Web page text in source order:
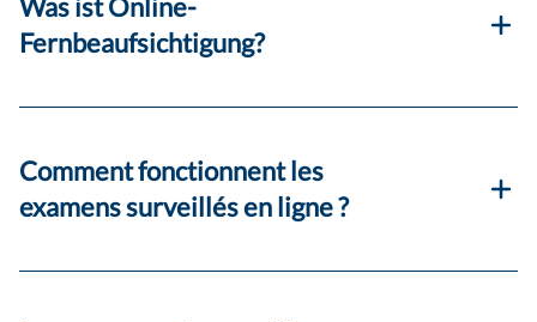
Was ist Online-
Fernbeaufsichtigung?
Comment fonctionnent les
examens surveillés en ligne ?